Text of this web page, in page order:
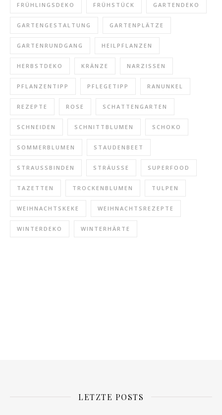
FRÜHLINGSDEKO FRÜHSTÜCK GARTENDEKO
GARTENGESTALTUNG GARTENPLÄTZE
GARTENRUNDGANG HEILPFLANZEN
HERBSTDEKO KRÄNZE NARZISSEN
PFLANZENTIPP PFLEGETIPP RANUNKEL
REZEPTE ROSE SCHATTENGARTEN
SCHNEIDEN SCHNITTBLUMEN SCHOKO
SOMMERBLUMEN STAUDENBEET
STRAUSSBINDEN STRÄUSSE SUPERFOOD
TAZETTEN TROCKENBLUMEN TULPEN
WEIHNACHTSKEKE WEIHNACHTSREZEPTE
WINTERDEKO WINTERHÄRTE
LETZTE POSTS